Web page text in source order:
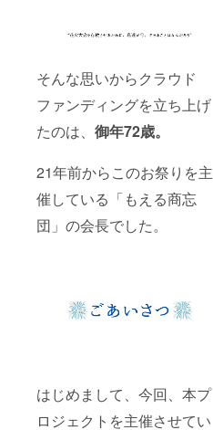
そんな思いからクラウド
ファンディングを立ち上げ
たのは、 御年72歳。
21年前からこのお祭りを主
催している「もえる商忘
団」の会長でした。
はじめまして、今回、本プ
ロジェクトを主催させてい